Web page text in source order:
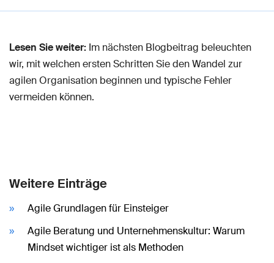
Lesen Sie weiter: Im nächsten Blogbeitrag beleuchten
wir, mit welchen ersten Schritten Sie den Wandel zur
agilen Organisation beginnen und typische Fehler
vermeiden können.
Weitere Einträge
Agile Grundlagen für Einsteiger
Agile Beratung und Unternehmenskultur: Warum
Mindset wichtiger ist als Methoden